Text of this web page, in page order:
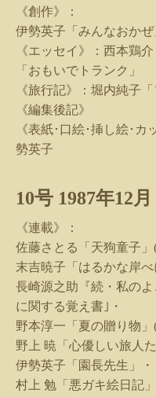
《創作》：
伊勢英子「みんなおかぜ
《エッセイ》：西本鶏
「おもいでトランク」
《旅行記》：堀内純子「
《編集後記》
《表紙･口絵･挿し絵･
勢英子
10号 1987年12
《連載》：
佐藤さとる「天狗童子」
末吉暁子「はるかな岸べ
長崎源之助『続・私のよ
に関する覚え書｣・
野本淳一「夏の贈り物」
野上 暁「心優しい旅人た
伊勢英子「園長先生」・
村上 勉「悪ガキ絵日記」